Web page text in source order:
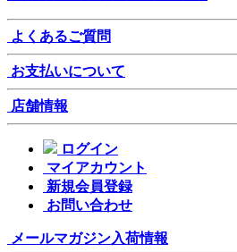
よくあるご質問
お支払いについて
店舗情報
ログイン
マイアカウント
新規会員登録
お問い合わせ
メールマガジン入荷情報